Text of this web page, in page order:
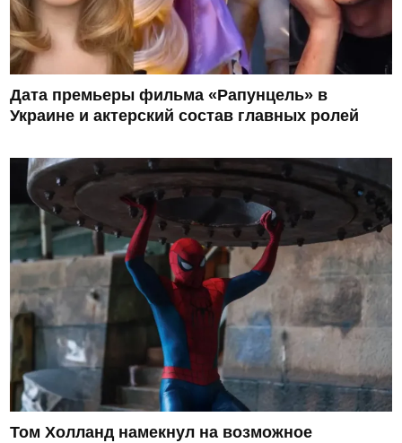
Дата премьеры фильма «Рапунцель» в
Украине и актерский состав главных ролей
Том Холланд намекнул на возможное